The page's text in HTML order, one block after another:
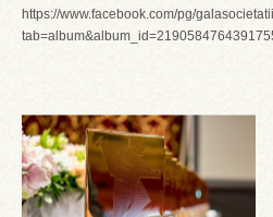
https://www.facebook.com/pg/